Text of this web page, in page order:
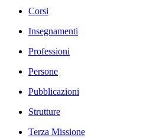
Corsi
Insegnamenti
Professioni
Persone
Pubblicazioni
Strutture
Terza Missione